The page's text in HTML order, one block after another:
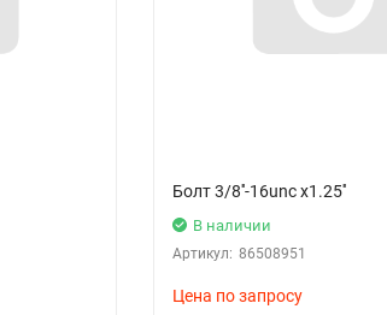
Болт 3/8''-16unc x1.25''
В наличии
Артикул: 86508951
Цена по запросу